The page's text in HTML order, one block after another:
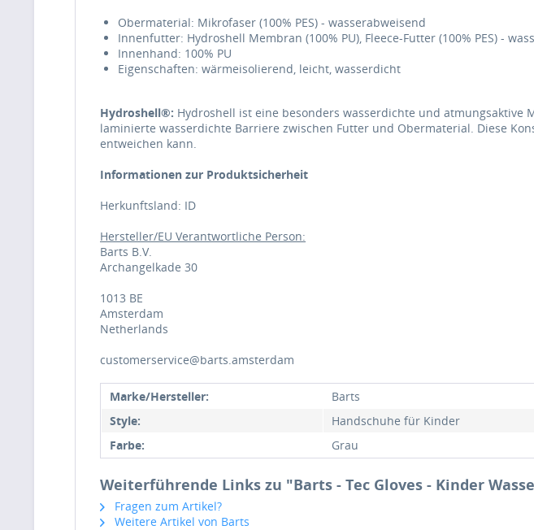
Obermaterial: Mikrofaser (100% PES) - wasserabweisend
Innenfutter: Hydroshell Membran (100% PU), Fleece-Futter (100% PES) -
Innenhand: 100% PU
Eigenschaften: wärmeisolierend, leicht, wasserdicht
Hydroshell®: Hydroshell ist eine besonders wasserdichte und
laminierte wasserdichte Barriere zwischen Futter und Obermaterial. Diese
entweichen kann.
Informationen zur Produktsicherheit
Herkunftsland: ID
Hersteller/EU Verantwortliche Person:
Barts B.V.
Archangelkade 30
1013 BE
Amsterdam
Netherlands
customerservice@barts.amsterdam
Marke/Hersteller:
Barts
Style:
Handschuhe für Kinder
Farbe:
Grau
Weiterführende Links zu "Barts - Tec Gloves - Kinder
Fragen zum Artikel?
Weitere Artikel von Barts